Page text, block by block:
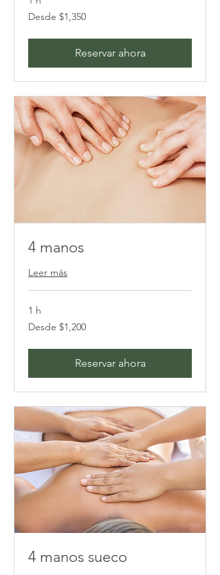
Desde
1,350
Desde $1,350
Reservar ahora
4 manos
Leer más
1 h
Desde
1,200
Desde $1,200
Reservar ahora
4 manos sueco